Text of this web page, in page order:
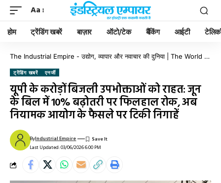
Aa
होम ट्रेंडिंग खबरें बाज़ार ऑटो/टेक बैंकिंग आईटी
The Industrial Empire - उद्योग, व्यापार और नवाचार की दुनिया | The World of Industry, Business & Innovation
ट्रेंडिंग खबरें एनर्जी
यूपी के करोड़ों बिजली उपभोक्ताओं को राहत: जून
के बिल में 10% बढ़ोतरी पर फिलहाल रोक, अब
नियामक आयोग के फैसले पर टिकी निगाहें
Last Updated: 03/06/2026 6:00 PM
ByIndustrial Empire